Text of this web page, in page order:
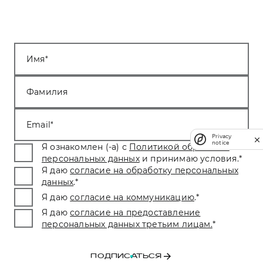
Имя
Фамилия
Email
Я ознакомлен (-а) с Политикой обработки
персональных данных и принимаю условия.*
Я даю согласие на обработку персональных
данных.*
Я даю согласие на коммуникацию.*
Я даю согласие на предоставление
персональных данных третьим лицам.*
ПОДПИСАТЬСЯ
Privacy
notice